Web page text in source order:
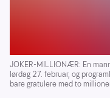
JOKER-MILLIONÆR: En
lørdag 27. februar, og
bare gratulere med to